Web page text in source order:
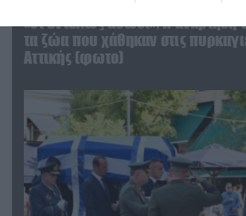
«Οι εντελώς αθώοι»: Η ανάρτηση
τα ζώα που χάθηκαν στις
Αττικής (φωτο)